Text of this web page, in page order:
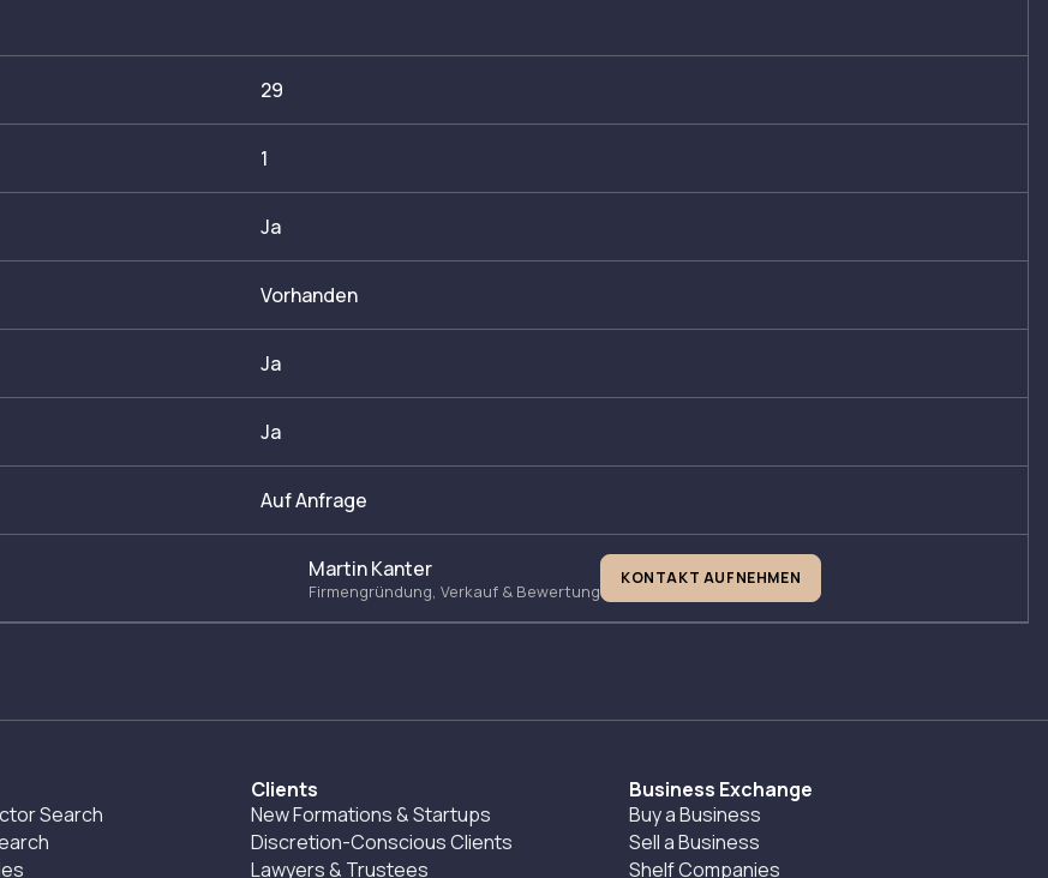
29
1
Ja
Vorhanden
Ja
Ja
Auf Anfrage
Martin Kanter
Firmengründung, Verkauf & Bewertung
KONTAKT AUFNEHMEN
Search
Clients
New Formations & Startups
Discretion-Conscious Clients
Lawyers & Trustees
Business Exchange
Buy a Business
Sell a Business
Shelf Companies